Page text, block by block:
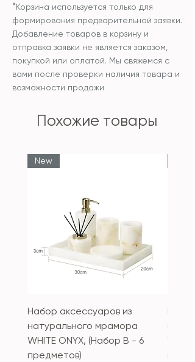
внутренней подушки:
синтетический
гипоаллергенный
наполнитель
Уход: рекомендована сухая
чистка изделия или бережная
ручная стирка и сушка в
*Корзина используется только для
формирования предварительной заявки.
Добавление товаров в корзину и
отправка заявки не является заказом,
покупкой или оплатой. Мы свяжемся с
вами после проверки наличия товара и
возможности продажи
Похожие товары
New
Набор аксессуаров из
натурального мрамора
WHITE ONYX, (Набор B - 6
предметов)